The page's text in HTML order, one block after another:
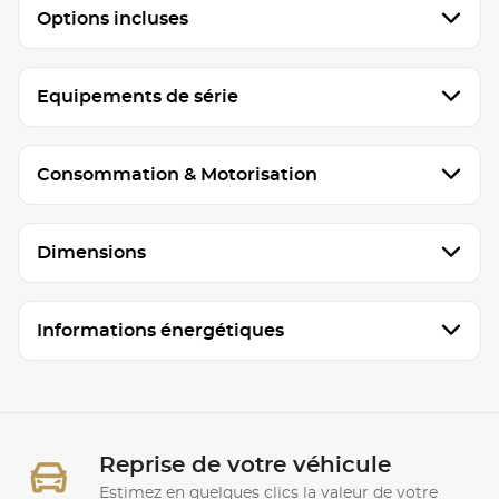
Options incluses
Equipements de série
Consommation & Motorisation
Dimensions
Informations énergétiques
Reprise de votre véhicule
Estimez en quelques clics la valeur de votre